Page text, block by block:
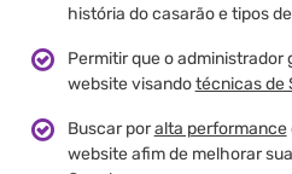
história do casarão e tipos
Permitir que o
website visandotécnicas de
Buscar poralta performance
website afim de melhorar